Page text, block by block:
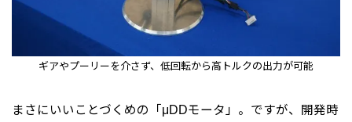
ギアやプーリーを介さず、低回転から高トルクの出力が可能
まさにいいことづくめの「μDDモータ」。ですが、開発時